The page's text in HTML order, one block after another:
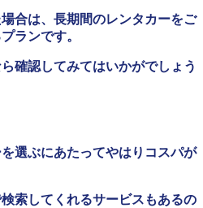
合は、長期間のレンタカーをご
ランです。
確認してみてはいかがでしょう
選ぶにあたってやはりコスパが
索してくれるサービスもあるの